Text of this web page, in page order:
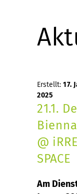
Erstellt: 17.
2025
21.1.
@ iRRE
SPACE
Am